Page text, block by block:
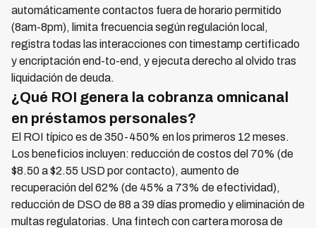
automáticamente contactos fuera de horario permitido
(8am-8pm), limita frecuencia según regulación local,
registra todas las interacciones con timestamp certificado
y encriptación end-to-end, y ejecuta derecho al olvido tras
liquidación de deuda.
¿Qué ROI genera la cobranza omnicanal
en préstamos personales?
El ROI típico es de 350-450% en los primeros 12 meses.
Los beneficios incluyen: reducción de costos del 70% (de
$8.50 a $2.55 USD por contacto), aumento de
recuperación del 62% (de 45% a 73% de efectividad),
reducción de DSO de 88 a 39 días promedio y eliminación de
multas regulatorias. Una fintech con cartera morosa de